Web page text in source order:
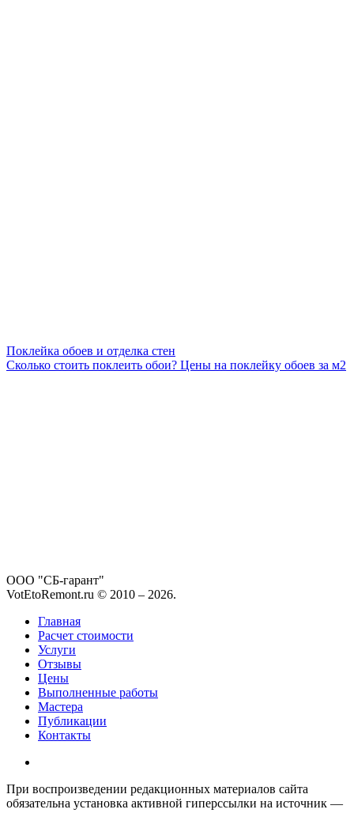
Поклейка обоев и отделка стен
Сколько стоить поклеить обои? Цены на поклейку обоев за м2
ООО "СБ-гарант"
VotEtoRemont.ru © 2010 – 2026.
Главная
Расчет стоимости
Услуги
Отзывы
Цены
Выполненные работы
Мастера
Публикации
Контакты
При воспроизведении редакционных материалов сайта
обязательна установка активной гиперссылки на источник —